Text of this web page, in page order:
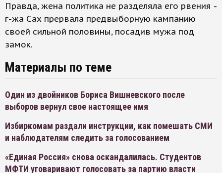
Правда, жена политика не разделяла его рвения -
г-жа Сах прервала предвыборную кампанию
своей сильной половины, посадив мужа под
замок.
Материалы по теме
Один из двойников Бориса Вишневского после
выборов вернул свое настоящее имя
Избиркомам раздали инструкции, как помешать СМИ
и наблюдателям следить за голосованием
«Единая Россия» снова оскандалилась. Студентов
МФТИ уговаривают голосовать за партию власти